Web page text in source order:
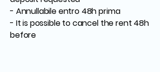
- Annullabile entro 48h prima
- It is possible to cancel the rent 48h
before